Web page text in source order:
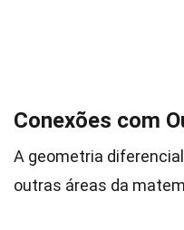
Conexões com
A geometria
outras áreas da